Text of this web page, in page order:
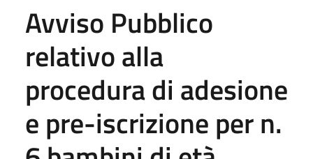
Avviso Pubblico
relativo alla
procedura di adesione
e pre-iscrizione per n.